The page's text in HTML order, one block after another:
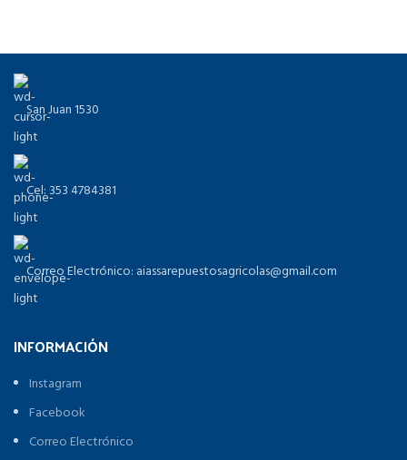
San Juan 1530
Cel: 353 4784381
Correo Electrónico: aiassarepuestosagricolas@gmail.com
INFORMACIÓN
Instagram
Facebook
Correo Electrónico